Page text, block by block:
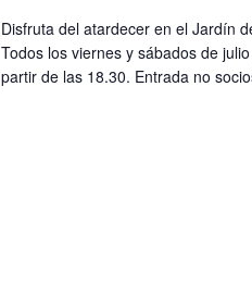
Disfruta del atardecer en el Jardín
Todos los viernes y sábados de
partir de las 18.30. Entrada no